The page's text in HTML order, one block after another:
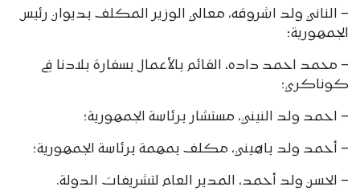
– الناني ولد اشروقه، معالي الوزير المكلف بديوان رئيس
الجمهورية؛
– محمد احمد داده، القائم بالأعمال بسفارة بلادنا في
كوناكري؛
– احمد ولد النيني، مستشار برئاسة الجمهورية؛
– أحمد ولد باهيني، مكلف بمهمة برئاسة الجمهورية؛
– الحسن ولد أحمد، المدير العام لتشريفات الدولة.